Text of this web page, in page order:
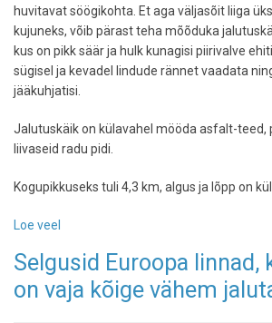
huvitavat söögikohta. Et aga väljasõit liiga
kujuneks, võib pärast teha mõõduka
kus on pikk säär ja hulk kunagisi piirivalve
sügisel ja kevadel lindude rännet vaadata
jääkuhjatisi.
Jalutuskäik on külavahel mööda asfalt-teed,
liivaseid radu pidi.
Kogupikkuseks tuli 4,3 km, algus ja lõpp on
Loe veel
või
enne
restorane
Selgusid Euroopa linnad,
on vaja kõige vähem